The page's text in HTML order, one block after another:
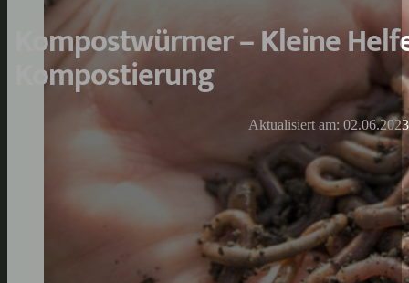
Kompostwürmer – Kleine
Kompostierung
Aktualisiert am: 02.06.2023